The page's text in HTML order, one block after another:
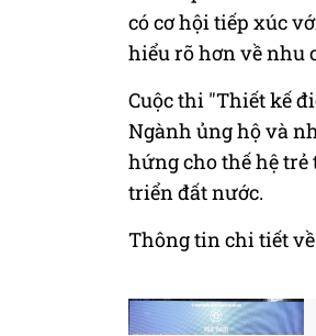
có cơ hội tiếp xúc
hiểu rõ hơn về nhu
Cuộc thi "Thiết kế
Ngành ủng hộ và
hứng cho thế hệ
triển đất nước.
Thông tin chi tiết